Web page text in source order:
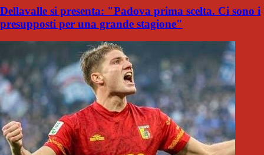
Dellavalle si presenta: "Padova prima scelta. Ci sono i
presupposti per una grande stagione"